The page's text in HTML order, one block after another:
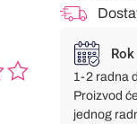
1-2 radna
Proizvod
jednog